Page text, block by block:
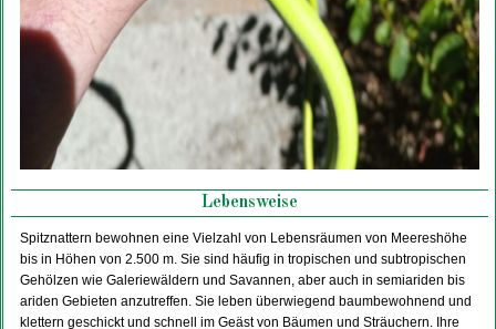
Lebensweise
Spitznattern bewohnen eine Vielzahl von Lebensräumen von Meereshöhe
bis in Höhen von 2.500 m. Sie sind häufig in tropischen und subtropischen
Gehölzen wie Galeriewäldern und Savannen, aber auch in semiariden bis
ariden Gebieten anzutreffen. Sie leben überwiegend baumbewohnend und
klettern geschickt und schnell im Geäst von Bäumen und Sträuchern. Ihre